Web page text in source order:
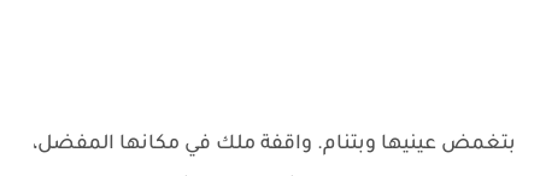
بتغمض عينيها وبتنام. واقفة ملك في مكانها المفضل،